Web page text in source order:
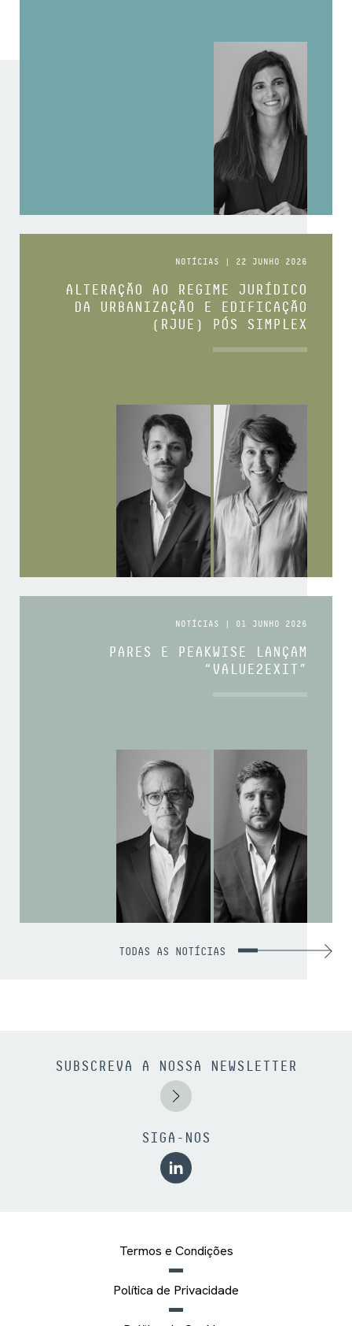
NOTÍCIAS | 22 JUNHO 2026
ALTERAÇÃO AO REGIME JURÍDICO
DA URBANIZAÇÃO E EDIFICAÇÃO
(RJUE) PÓS SIMPLEX
NOTÍCIAS | 01 JUNHO 2026
PARES E PEAKWISE LANÇAM
“VALUE2EXIT”
TODAS AS NOTÍCIAS
SUBSCREVA A NOSSA NEWSLETTER
SIGA-NOS
Termos e Condições
Política de Privacidade